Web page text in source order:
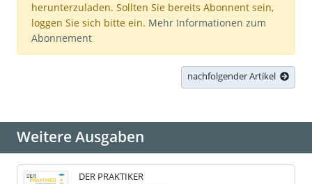
herunterzuladen. Sollten Sie bereits Abonnent sein,
loggen Sie sich bitte ein. Mehr Informationen zum
Abonnement
nachfolgender Artikel
Weitere Ausgaben
DER PRAKTIKER